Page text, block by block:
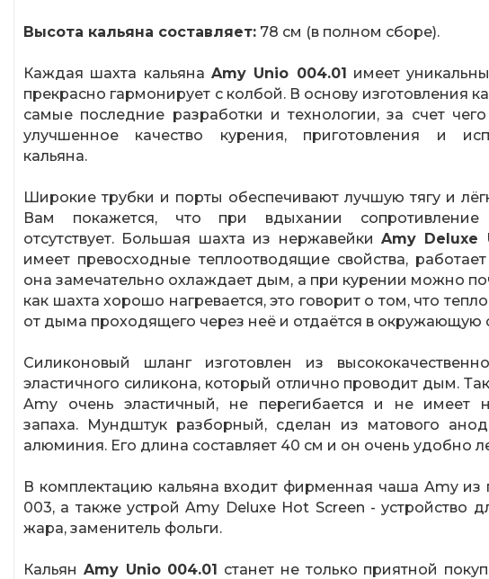
Высота кальяна составляет: 78 см (в полном сборе).
Каждая шахта кальяна Amy Unio 004.01 имеет
прекрасно гармонирует с колбой. В основу изготовления
самые последние разработки и технологии, за счет чего
улучшенное качество курения, приготовления и
кальяна.
Широкие трубки и порты обеспечивают лучшую тягу и
Вам покажется, что при вдыхании сопротивление
отсутствует. Большая шахта из нержавейки Amy Deluxe
имеет превосходные теплоотводящие свойства,
она замечательно охлаждает дым, а при курении можно
как шахта хорошо нагревается, это говорит о том, что
от дыма проходящего через неё и отдаётся в окружающую
Силиконовый шланг изготовлен из
эластичного силикона, который отлично проводит дым.
Amy очень эластичный, не перегибается и не имеет
запаха. Мундштук разборный, сделан из матового
алюминия. Его длина составляет 40 см и он очень удобно
В комплектацию кальяна входит фирменная чаша Amy из
003, а также устрой Amy Deluxe Hot Screen - устройство
жара, заменитель фольги.
Кальян Amy Unio 004.01 станет не только приятной